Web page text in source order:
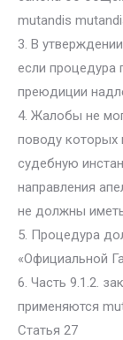
mutandis
3. В
если процедура
преюдиции
4. Жалобы не
поводу которых
судебную
направления
не должны
5. Процедура
«Официальной
6. Часть 9.1.2.
применяются
Статья 27